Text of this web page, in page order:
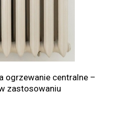
ogrzewanie centralne –
zastosowaniu